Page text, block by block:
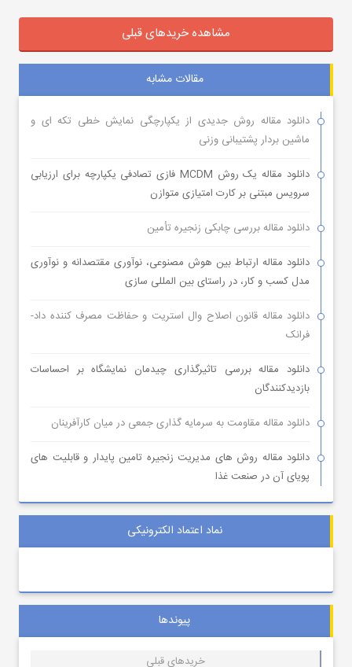
مشاهده خریدهای قبلی
مقالات مشابه
دانلود مقاله روش جدیدی از یکپارچگی نمایش خطی تکه ای و
ماشین بردار پشتیبانی وزنی
دانلود مقاله یک روش MCDM فازی تصادفی یکپارچه برای ارزیابی
سرویس مبتنی بر کارت امتیازی متوازن
دانلود مقاله بررسی چابکی زنجیره تأمین
دانلود مقاله ارتباط بین هوش مصنوعی، نوآوری مقتصدانه و نوآوری
مدل کسب و کار، در راستای بین المللی سازی
دانلود مقاله قانون اصلاح وال استریت و حفاظت مصرف کننده داد-
فرانک
دانلود مقاله بررسی تاثیرگذاری چیدمان نمایشگاه بر احساسات
بازدیدکنندگان
دانلود مقاله مقاومت به سرمایه گذاری جمعی در میان کارآفرینان
دانلود مقاله روش های مدیریت زنجیره تامین پایدار و قابلیت های
پویای آن در صنعت غذا
نماد اعتماد الکترونیکی
پیوندها
خریدهای قبلی